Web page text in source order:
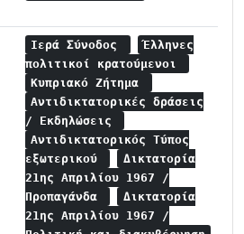
Ιερά Σύνοδος
Έλληνες
πολιτικοί κρατούμενοι
Κυπριακό Ζήτημα
Αντιδικτατορικές δράσεις
/ Εκδηλώσεις
Αντιδικτατορικός Τύπος
εξωτερικού
Δικτατορία
21ης Απριλίου 1967 /
Προπαγάνδα
Δικτατορία
21ης Απριλίου 1967 /